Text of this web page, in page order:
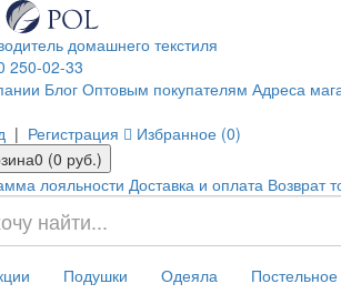
домашнего текстиля
250-02-33
Блог Оптовым покупателям Адреса
| Регистрация
Избранное (0)
0 (0 руб.)
лояльности Доставка и оплата Возврат
Подушки Одеяла